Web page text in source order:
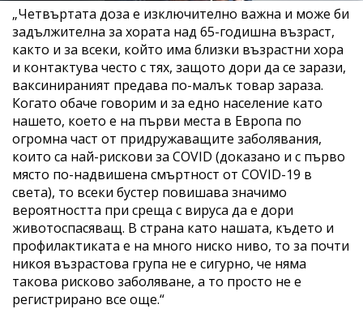
„Четвъртата доза е изключително важна и може би
задължителна за хората над 65-годишна възраст,
както и за всеки, който има близки възрастни хора
и контактува често с тях, защото дори да се зарази,
ваксинираният предава по-малък товар зараза.
Когато обаче говорим и за едно население като
нашето, което е на първи места в Европа по
огромна част от придружаващите заболявания,
които са най-рискови за COVID (доказано и с първо
място по-надвишена смъртност от COVID-19 в
света), то всеки бустер повишава значимо
вероятността при среща с вируса да е дори
животоспасяващ. В страна като нашата, където и
профилактиката е на много ниско ниво, то за почти
никоя възрастова група не е сигурно, че няма
такова рисково заболяване, а то просто не е
регистрирано все още.“